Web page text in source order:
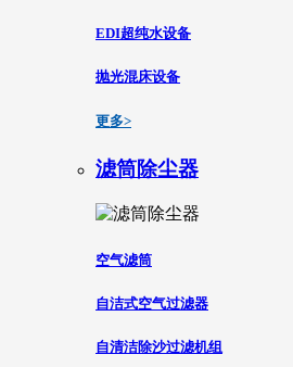
EDI超纯水设备
抛光混床设备
更多>
滤筒除尘器
空气滤筒
自洁式空气过滤器
自清洁除沙过滤机组